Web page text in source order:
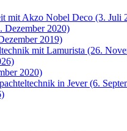
mit Akzo Nobel Deco (3. Juli
Dezember 2020)
2019)
mit Lamurista (26.
2020)
in Jever (6.